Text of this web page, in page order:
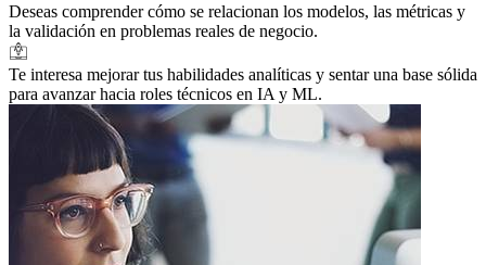
Deseas comprender cómo se relacionan los modelos, las métricas y
la validación en problemas reales de negocio.
Te interesa mejorar tus habilidades analíticas y sentar una base sólida
para avanzar hacia roles técnicos en IA y ML.